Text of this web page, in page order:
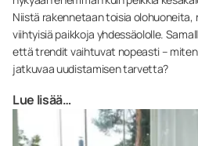
Niistä rakennetaan toisia
viihtyisiä paikkoja yhdessäololle.
että trendit vaihtuvat nopeasti –
jatkuvaa uudistamisen tarvetta?
Lue lisää…